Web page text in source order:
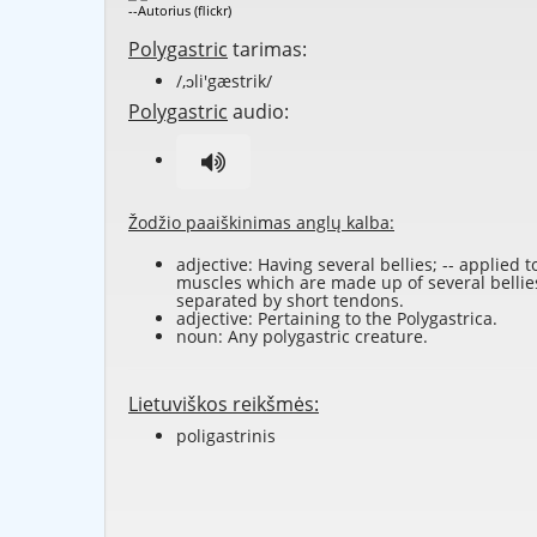
--Autorius (flickr)
Polygastric tarimas:
/,ɔli'gæstrik/
Polygastric audio:
Žodžio paaiškinimas anglų kalba:
adjective: Having several bellies; -- applied
muscles which are made up of several
separated by short tendons.
adjective: Pertaining to the Polygastrica.
noun: Any polygastric creature.
Lietuviškos reikšmės:
poligastrinis